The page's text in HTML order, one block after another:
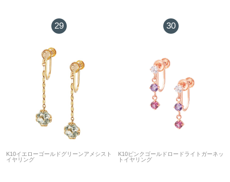
29
K10イエローゴールドグリーンアメシスト
イヤリング
30
K10ピンクゴールドロードライトガーネッ
トイヤリング